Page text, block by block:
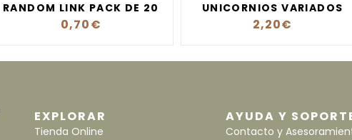
RANDOM LINK PACK DE 20
0,70€
UNICORNIOS VARIADOS
2,20€
EXPLORAR
Tienda Online
AYUDA Y
Contacto y